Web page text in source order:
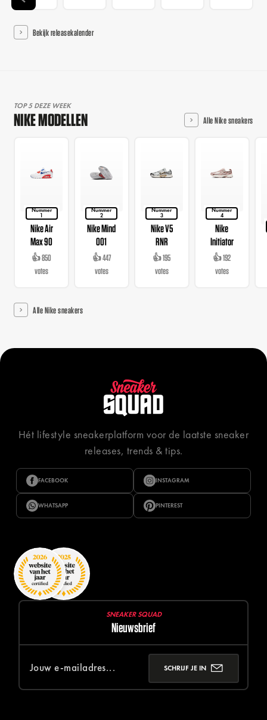
Bekijk releasekalender
TOP 5 DEZE WEEK
NIKE MODELLEN Alle Nike sneakers
Nummer
1
Nike Air
Max 90
👍 850
votes
Nummer
2
Nike Mind
001
👍 447
votes
Nummer
3
Nike V5
RNR
👍 195
votes
Nummer
4
Nike
Initiator
👍 192
votes
Alle Nike sneakers
Hét lifestyle sneakerplatform voor de laatste sneaker
releases, trends & tips.
FACEBOOK INSTAGRAM
WHATSAPP PINTEREST
SNEAKER SQUAD
Nieuwsbrief
SCHRIJF JE IN